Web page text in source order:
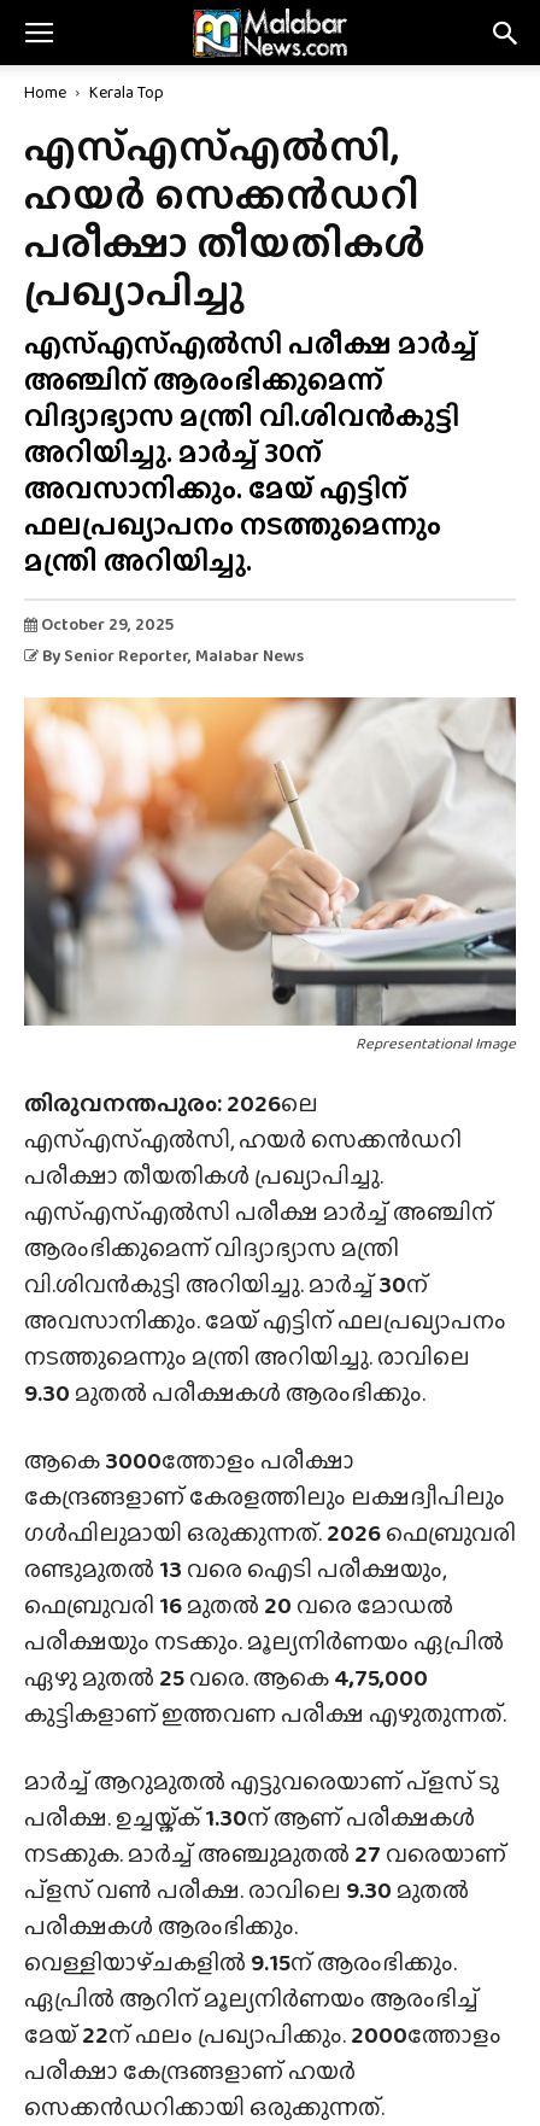
Home Kerala Top
എസ്എസ്എൽസി,
ഹയർ സെക്കൻഡറി
പരീക്ഷാ തീയതികൾ
പ്രഖ്യാപിച്ചു
എസ്എസ്എൽസി പരീക്ഷ മാർച്ച്
അഞ്ചിന് ആരംഭിക്കുമെന്ന്
വിദ്യാഭ്യാസ മന്ത്രി വി.ശിവൻകുട്ടി
അറിയിച്ചു. മാർച്ച് 30ന്
അവസാനിക്കും. മേയ് എട്ടിന്
ഫലപ്രഖ്യാപനം നടത്തുമെന്നും
മന്ത്രി അറിയിച്ചു.
October 29, 2025
By Senior Reporter, Malabar News
Representational Image
തിരുവനന്തപുരം: 2026ലെ
എസ്എസ്എൽസി, ഹയർ സെക്കൻഡറി
പരീക്ഷാ തീയതികൾ പ്രഖ്യാപിച്ചു.
എസ്എസ്എൽസി പരീക്ഷ മാർച്ച് അഞ്ചിന്
ആരംഭിക്കുമെന്ന് വിദ്യാഭ്യാസ മന്ത്രി
വി.ശിവൻകുട്ടി അറിയിച്ചു. മാർച്ച്30ന്
അവസാനിക്കും. മേയ് എട്ടിന് ഫലപ്രഖ്യാപനം
നടത്തുമെന്നും മന്ത്രി അറിയിച്ചു. രാവിലെ
9.30 മുതൽ പരീക്ഷകൾ ആരംഭിക്കും.
ആകെ3000ത്തോളം പരീക്ഷാ
കേന്ദ്രങ്ങളാണ് കേരളത്തിലും ലക്ഷദ്വീപിലും
ഗൾഫിലുമായി ഒരുക്കുന്നത്.2026ഫെബ്രുവരി
രണ്ടുമുതൽ 13 വരെ ഐടി പരീക്ഷയും,
ഫെബ്രുവരി 16മുതൽ 20 വരെ മോഡൽ
പരീക്ഷയും നടക്കും. മൂല്യനിർണയം ഏപ്രിൽ
ഏഴു മുതൽ 25വരെ. ആകെ4,75,000
കുട്ടികളാണ് ഇത്തവണ പരീക്ഷ എഴുതുന്നത്.
മാർച്ച് ആറുമുതൽ എട്ടുവരെയാണ് പ്ളസ് ടു
പരീക്ഷ. ഉച്ചയ്ക്ക്‌1.30ന് ആണ് പരീക്ഷകൾ
നടക്കുക. മാർച്ച് അഞ്ചുമുതൽ 27 വരെയാണ്
പ്ളസ് വൺ പരീക്ഷ. രാവിലെ 9.30 മുതൽ
പരീക്ഷകൾ ആരംഭിക്കും.
വെള്ളിയാഴ്‌ചകളിൽ 9.15ന് ആരംഭിക്കും.
ഏപ്രിൽ ആറിന് മൂല്യനിർണയം ആരംഭിച്ച്
മേയ്22ന് ഫലം പ്രഖ്യാപിക്കും.2000ത്തോളം
പരീക്ഷാ കേന്ദ്രങ്ങളാണ് ഹയർ
സെക്കൻഡറിക്കായി ഒരുക്കുന്നത്.